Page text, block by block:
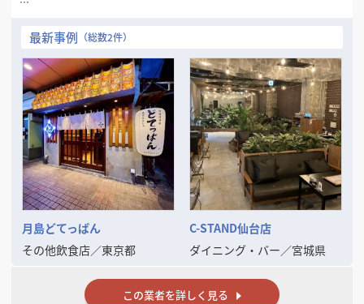
「標準化 × コスト最適化 × スピード」をバランス良く実現できるのが
当社の強みです。
VE（バリューエンジニアリング）提案を通じて、コストを抑えながらも
ブランドの世界観を保った施工を実現。夜間・短納期・遠方対応も可能
です。
現在、全国エリアでのスポット案件・継続支援体制の構築も進めてお
り、信頼関係を重視したパートナーシップ型の対応を行っております。
出店拡大や施設リブランディングをお考えの企業様の右腕として、
**「現場を理解した提案ができる内装会社」**としてぜひご検討くださ
い。
まずは御社のご意向・条件をヒアリングさせていただけましたら幸いで
す。
最新事例 （総数2件）
月島どてっぱん
その他飲食店／東京都
C-STAND仙台店
ダイニング・バー／宮城県
この業者を詳しく見る